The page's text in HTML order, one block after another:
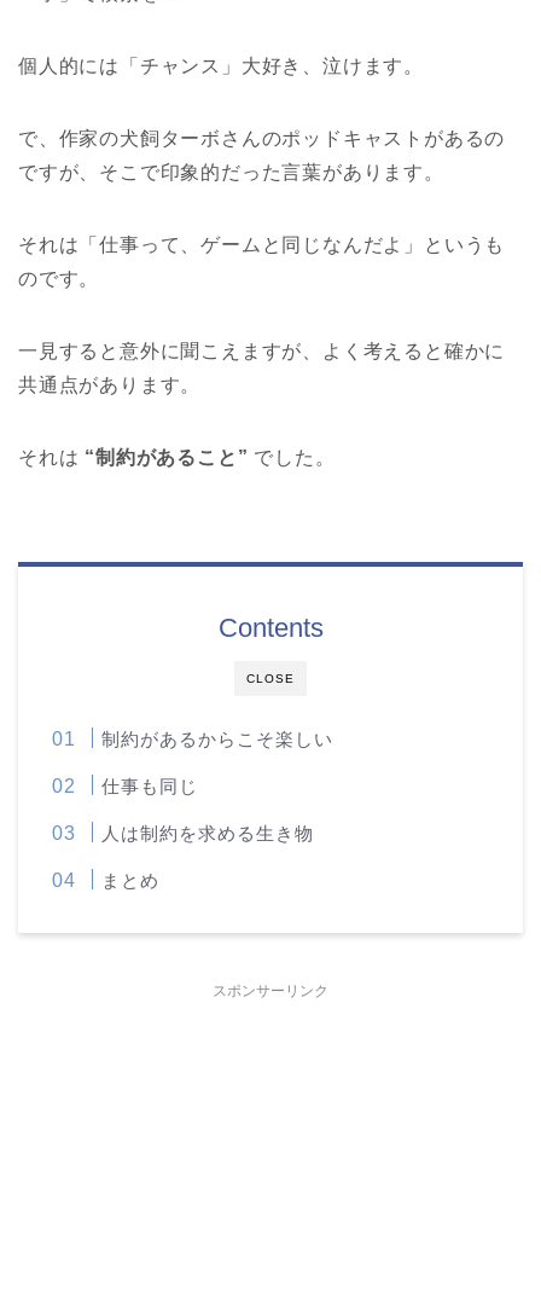
個人的には「チャンス」大好き、泣けます。
で、作家の犬飼ターボさんのポッドキャストがあるの
ですが、そこで印象的だった言葉があります。
それは「仕事って、ゲームと同じなんだよ」というも
のです。
一見すると意外に聞こえますが、よく考えると確かに
共通点があります。
それは “制約があること” でした。
CLOSE
Contents
制約があるからこそ楽しい
仕事も同じ
人は制約を求める生き物
まとめ
スポンサーリンク